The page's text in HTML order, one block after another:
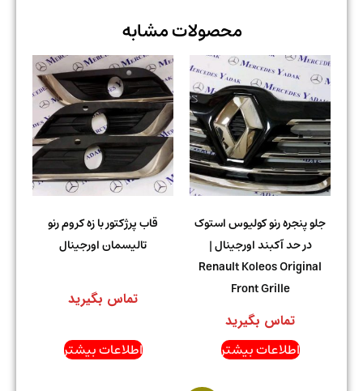
محصولات مشابه
جلو پنجره رنو کولیوس استوک
در حد آکبند اورجینال |
Renault Koleos Original
Front Grille
تماس بگیرید
اطلاعات بیشتر
قاب پرژکتور با زه کروم رنو
تالیسمان اورجینال
تماس بگیرید
اطلاعات بیشتر